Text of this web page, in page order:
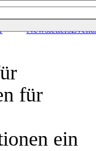
NewslettersEvents
für
ein